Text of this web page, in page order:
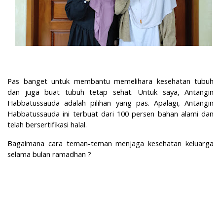
Pas banget untuk membantu memelihara kesehatan tubuh
dan juga buat tubuh tetap sehat. Untuk saya, Antangin
Habbatussauda adalah pilihan yang pas. Apalagi, Antangin
Habbatussauda ini terbuat dari 100 persen bahan alami dan
telah bersertifikasi halal.
Bagaimana cara teman-teman menjaga kesehatan keluarga
selama bulan ramadhan ?